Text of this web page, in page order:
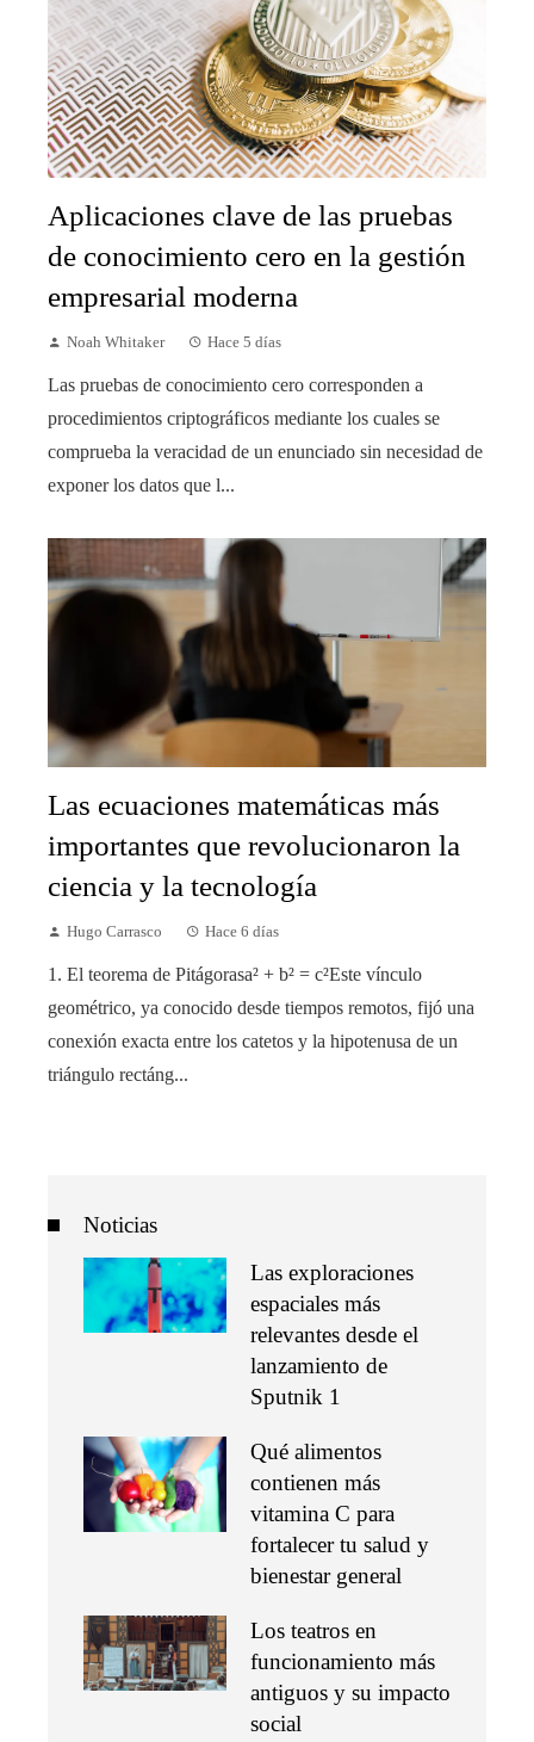
Aplicaciones clave de las pruebas
de conocimiento cero en la gestión
empresarial moderna
Noah Whitaker Hace 5 días
Las pruebas de conocimiento cero corresponden a
procedimientos criptográficos mediante los cuales se
comprueba la veracidad de un enunciado sin necesidad de
exponer los datos que l...
Las ecuaciones matemáticas más
importantes que revolucionaron la
ciencia y la tecnología
Hugo Carrasco Hace 6 días
1. El teorema de Pitágorasa² + b² = c²Este vínculo
geométrico, ya conocido desde tiempos remotos, fijó una
conexión exacta entre los catetos y la hipotenusa de un
triángulo rectáng...
Noticias
Las exploraciones
espaciales más
relevantes desde el
lanzamiento de
Sputnik 1
Qué alimentos
contienen más
vitamina C para
fortalecer tu salud y
bienestar general
Los teatros en
funcionamiento más
antiguos y su impacto
social